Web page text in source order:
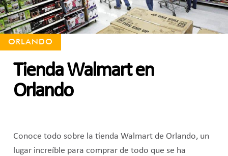
ORLANDO
Tienda Walmart en
Orlando
Conoce todo sobre la tienda Walmart de Orlando, un
lugar increíble para comprar de todo que se ha